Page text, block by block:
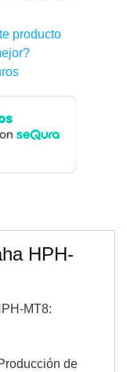
producto
HPH-
MT8:
de